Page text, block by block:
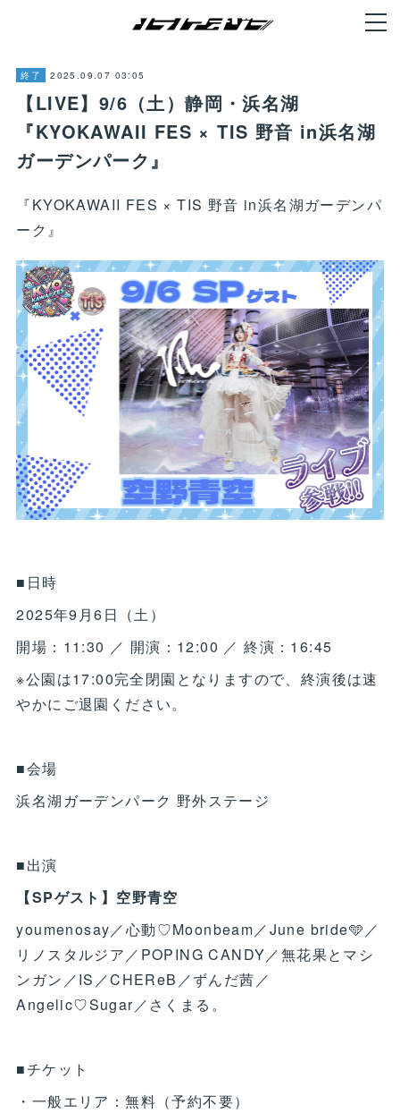
終了 2025.09.07 03:05
【LIVE】9/6（土）静岡・浜名湖
『KYOKAWAII FES × TIS 野音 in浜名湖
ガーデンパーク』
『KYOKAWAII FES × TIS 野音 in浜名湖ガーデンパ
ーク』
■日時
2025年9月6日（土）
開場：11:30 ／ 開演：12:00 ／ 終演：16:45
※公園は17:00完全閉園となりますので、終演後は速
やかにご退園ください。
■会場
浜名湖ガーデンパーク 野外ステージ
■出演
【SPゲスト】空野青空
youmenosay／心動♡Moonbeam／June bride🩵／
リノスタルジア／POPING CANDY／無花果とマシ
ンガン／IS／CHEReB／ずんだ茜／
Angelic♡Sugar／さくまる。
■チケット
・一般エリア：無料（予約不要）